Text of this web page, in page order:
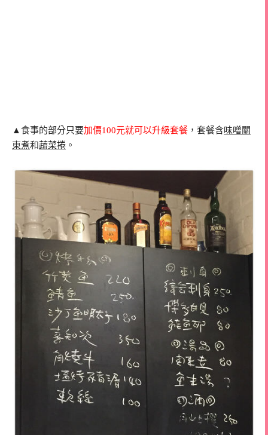
▲食事的部分只要加價100元就可以升級套餐 ，套餐含味噌關
東煮和蔬菜捲 。